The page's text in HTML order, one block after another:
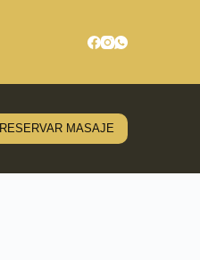
RESERVAR MASAJE